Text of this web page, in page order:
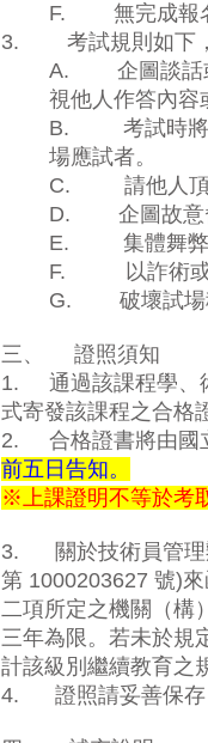
F.
無完成報
3.
考試規則如下
A.
企圖談
視他人作答內容
B.
考試時
場應試者。
C.
請他人
D.
企圖故意
E.
集體舞
F.
以詐術
G.
破壞試
三、
證照須知
1.
通過該課程學、
式寄發該課程之合格
2.
合格證書將由國
前五日告知。
※上課證明不等於考
3.
關於技術員管
第 1000203627 號)
二項所定之機關（構
三年為限。若未於規
計該級別繼續教育之
4.
證照請妥善保